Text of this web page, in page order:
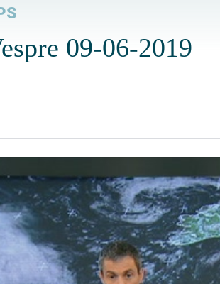
09-06-2019